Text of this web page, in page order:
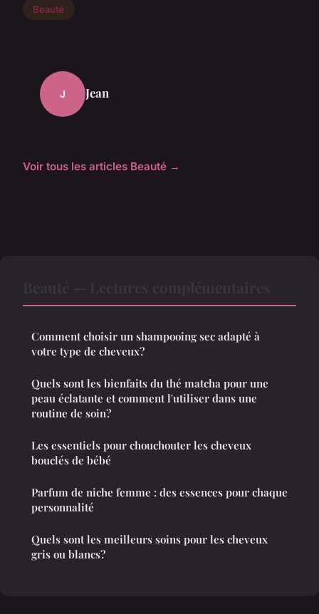
Beauté
J Jean
Voir tous les articles Beauté →
Comment choisir un shampooing sec adapté à
votre type de cheveux?
Quels sont les bienfaits du thé matcha pour une
peau éclatante et comment l'utiliser dans une
routine de soin?
Les essentiels pour chouchouter les cheveux
bouclés de bébé
Parfum de niche femme : des essences pour chaque
personnalité
Quels sont les meilleurs soins pour les cheveux
gris ou blancs?